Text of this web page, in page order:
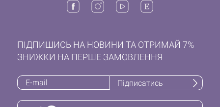
ПІДПИШИСЬ НА НОВИНИ ТА ОТРИМАЙ 7%
ЗНИЖКИ НА ПЕРШЕ ЗАМОВЛЕННЯ
Підписатись